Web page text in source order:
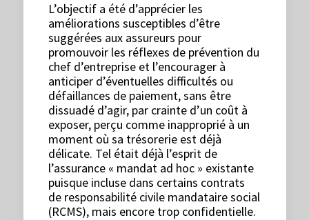
L’objectif a été d’apprécier les
améliorations susceptibles d’être
suggérées aux assureurs pour
promouvoir les réflexes de prévention du
chef d’entreprise et l’encourager à
anticiper d’éventuelles difficultés ou
défaillances de paiement, sans être
dissuadé d’agir, par crainte d’un coût à
exposer, perçu comme inapproprié à un
moment où sa trésorerie est déjà
délicate. Tel était déjà l’esprit de
l’assurance « mandat ad hoc » existante
puisque incluse dans certains contrats
de responsabilité civile mandataire social
(RCMS), mais encore trop confidentielle.